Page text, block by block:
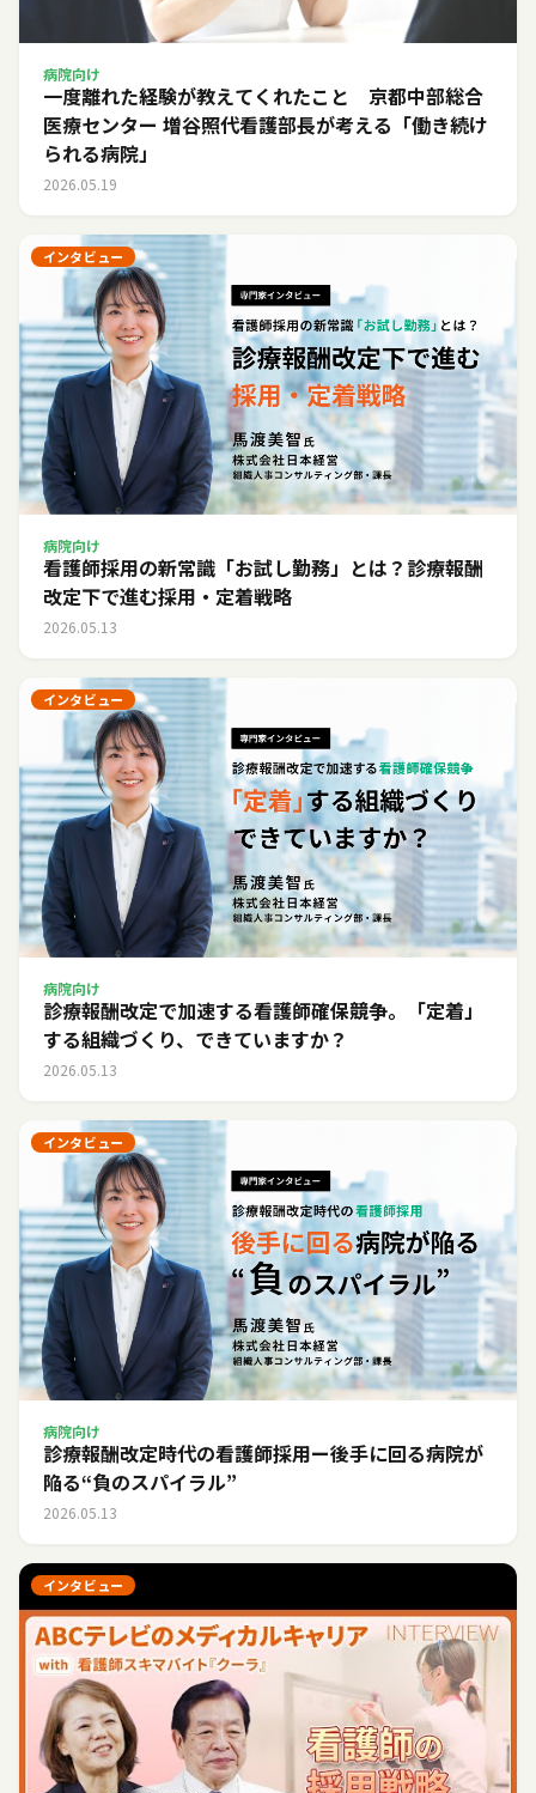
病院向け
一度離れた経験が教えてくれたこと 京都中部総合
医療センター 増谷照代看護部長が考える「働き続け
られる病院」
2026.05.19
インタビュー
病院向け
看護師採用の新常識「お試し勤務」とは？診療報酬
改定下で進む採用・定着戦略
2026.05.13
インタビュー
病院向け
診療報酬改定で加速する看護師確保競争。「定着」
する組織づくり、できていますか？
2026.05.13
インタビュー
病院向け
診療報酬改定時代の看護師採用ー後手に回る病院が
陥る“負のスパイラル”
2026.05.13
インタビュー